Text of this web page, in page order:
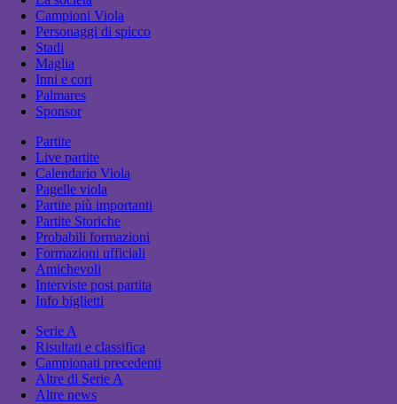
Campioni Viola
Personaggi di spicco
Stadi
Maglia
Inni e cori
Palmares
Sponsor
Partite
Live partite
Calendario Viola
Pagelle viola
Partite più importanti
Partite Storiche
Probabili formazioni
Formazioni ufficiali
Amichevoli
Interviste post partita
Info biglietti
Serie A
Risultati e classifica
Campionati precedenti
Altre di Serie A
Altre news